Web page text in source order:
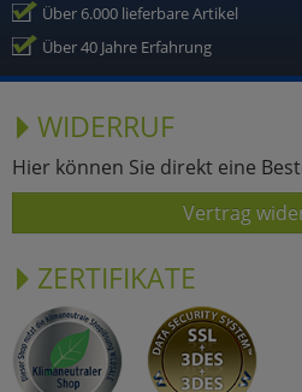
Über 6.000 lieferbare Artikel
Über 40 Jahre Erfahrung
WIDERRUF
Hier können Sie direkt eine
Vertrag
ZERTIFIKATE